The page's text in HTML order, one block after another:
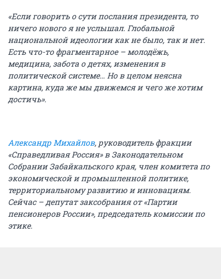
«Если говорить о сути послания президента, то
ничего нового я не услышал. Глобальной
национальной идеологии как не было, так и нет.
Есть что-то фрагментарное – молодёжь,
медицина, забота о детях, изменения в
политической системе… Но в целом неясна
картина, куда же мы движемся и чего же хотим
достичь».
Александр Михайлов, руководитель фракции
«Справедливая Россия» в Законодательном
Собрании Забайкальского края, член комитета по
экономической и промышленной политике,
территориальному развитию и инновациям.
Сейчас – депутат заксобрания от «Партии
пенсионеров России», председатель комиссии по
этике.